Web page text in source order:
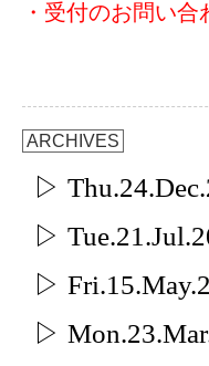
・受付のお問い
ARCHIVES
▷
▷
▷
▷